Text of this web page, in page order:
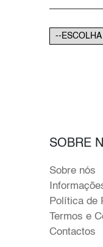
SOBRE
Sobre nós
Política de
Termos e
Contactos